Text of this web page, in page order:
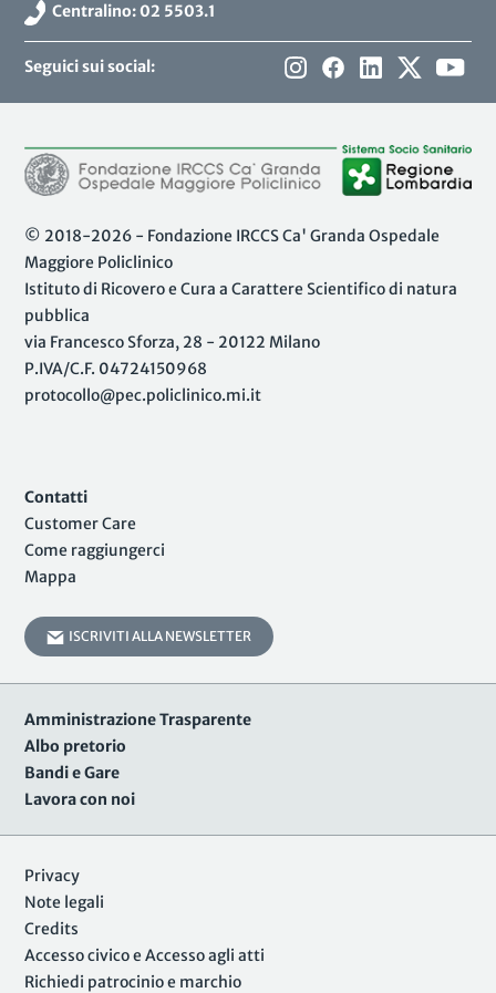
Centralino: 02 5503.1
Seguici sui social:
© 2018-2026 - Fondazione IRCCS Ca' Granda Ospedale
Maggiore Policlinico
Istituto di Ricovero e Cura a Carattere Scientifico di natura
pubblica
via Francesco Sforza, 28 - 20122 Milano
P.IVA/C.F. 04724150968
protocollo@pec.policlinico.mi.it
Contatti
Customer Care
Come raggiungerci
Mappa
ISCRIVITI ALLA NEWSLETTER
Amministrazione Trasparente
Albo pretorio
Bandi e Gare
Lavora con noi
Privacy
Note legali
Credits
Accesso civico e Accesso agli atti
Richiedi patrocinio e marchio